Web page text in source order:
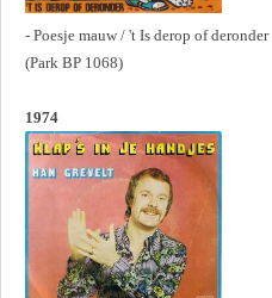
- Poesje mauw / 't Is derop of deronder
(Park BP 1068)
1974